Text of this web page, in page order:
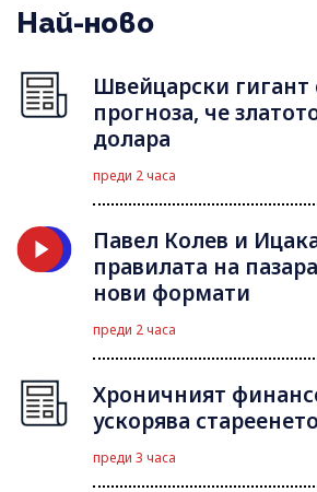
Най-ново
Швейцарски гигант
прогноза, че
долара
преди 2 часа
Павел Колев и
правилата на
нови формати
преди 2 часа
Хроничният
ускорява
преди 3 часа